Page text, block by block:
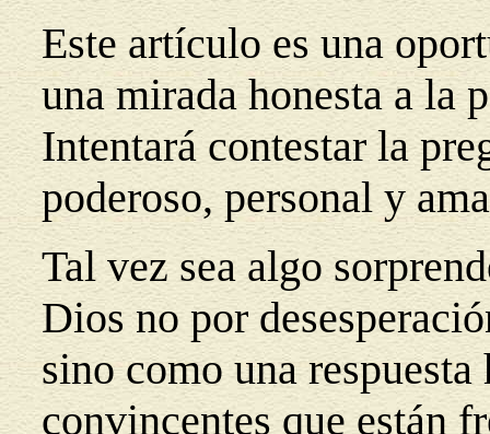
Este artículo es una
una mirada honesta a la
Intentará contestar la
poderoso, personal y
Tal vez sea algo
Dios no por
sino como una respuesta
convincentes que están